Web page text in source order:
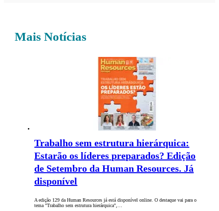
Mais Notícias
Trabalho sem estrutura hierárquica:
Estarão os líderes preparados? Edição
de Setembro da Human Resources. Já
disponível
A edição 129 da Human Resources já está disponível online. O destaque vai para o
tema "Trabalho sem estrutura hierárquica",…